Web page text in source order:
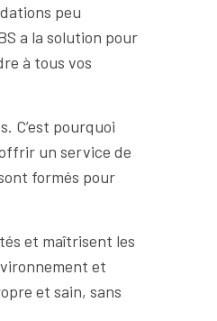
peu
a la solution pour
à tous vos
C’est pourquoi
un service de
formés pour
et maîtrisent les
et
et sain, sans